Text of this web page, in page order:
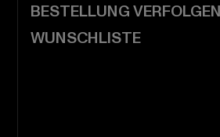
BESTELLUNG VERFOLGEN
WUNSCHLISTE